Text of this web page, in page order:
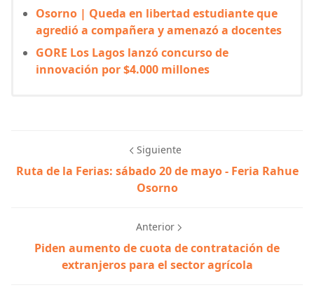
Osorno | Queda en libertad estudiante que
agredió a compañera y amenazó a docentes
GORE Los Lagos lanzó concurso de
innovación por $4.000 millones
Siguiente
Ruta de la Ferias: sábado 20 de mayo - Feria Rahue
Osorno
Anterior
Piden aumento de cuota de contratación de
extranjeros para el sector agrícola